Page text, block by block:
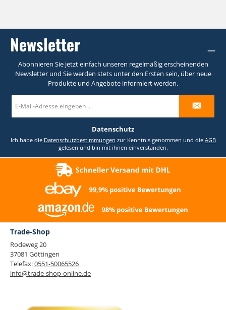
Newsletter
Abonnieren Sie jetzt einfach unseren regelmäßig erscheinenden
Newsletter und Sie werden stets unter den Ersten sein, über neue
Produkte und Angebote informiert werden.
Mail-
Adresse
Datenschutz
Ich habe die Datenschutzbestimmungen zur Kenntnis genommen und die AGB
gelesen und bin mit ihnen einverstanden.
Trade-Shop
Rodeweg 20
37081 Göttingen
Telefax:0551-50065526
info@trade-shop-online.de